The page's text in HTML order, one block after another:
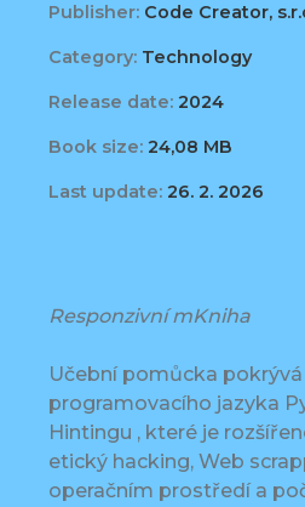
Publisher: Code Creator,
Category: Technology
Release date: 2024
Book size: 24,08 MB
Last update: 26. 2. 2026
Responzivní mKniha
Učební pomůcka
programovacího jazyka
Hintingu , které je
etický hacking, Web
operačním prostředí a